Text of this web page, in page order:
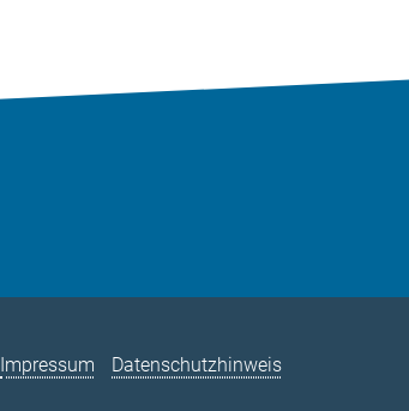
Impressum Datenschutzhinweis